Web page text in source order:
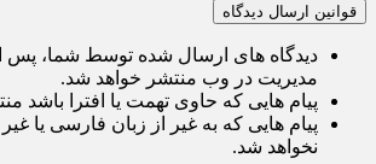
قوانین ارسال دیدگاه
دیدگاه های ارسال شده توسط شما، پس
مدیریت در وب منتشر خواهد شد.
پیام هایی که حاوی تهمت یا افترا باشد
پیام هایی که به غیر از زبان فارسی یا
نخواهد شد.